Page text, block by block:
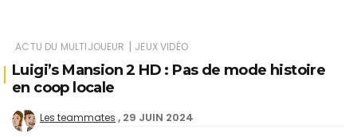
ACTU DU MULTIJOUEUR | JEUX VIDÉO
Luigi’s Mansion 2 HD : Pas de mode histoire
en coop locale
Les teammates 29 JUIN 2024